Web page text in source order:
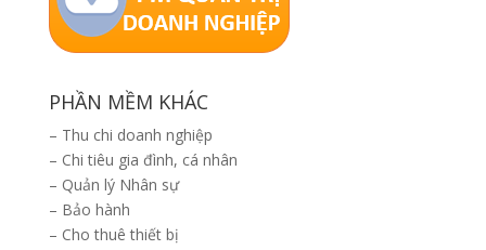
PHẦN MỀM KHÁC
– Thu chi doanh nghiệp
– Chi tiêu gia đình, cá nhân
– Quản lý Nhân sự
– Bảo hành
– Cho thuê thiết bị